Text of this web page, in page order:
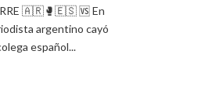
🇦🇷🥊🇪🇸 🆚 En
argentino cayó
español...